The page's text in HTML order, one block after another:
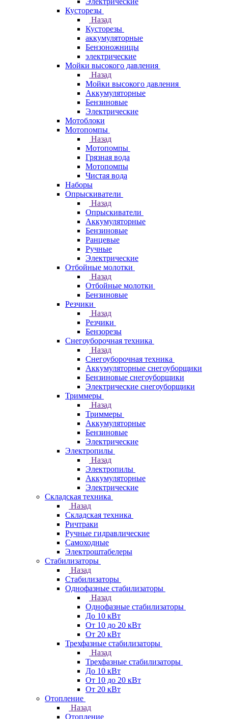
Кусторезы
Назад
Кусторезы
аккумуляторные
Бензоножницы
электрические
Мойки высокого давления
Назад
Мойки высокого давления
Аккумуляторные
Бензиновые
Электрические
Мотоблоки
Мотопомпы
Назад
Мотопомпы
Грязная вода
Мотопомпы
Чистая вода
Наборы
Опрыскиватели
Назад
Опрыскиватели
Аккумуляторные
Бензиновые
Ранцевые
Ручные
Электрические
Отбойные молотки
Назад
Отбойные молотки
Бензиновые
Резчики
Назад
Резчики
Бензорезы
Снегоуборочная техника
Назад
Снегоуборочная техника
Аккумуляторные снегоуборщики
Бензиновые снегоуборщики
Электрические снегоуборщики
Триммеры
Назад
Триммеры
Аккумуляторные
Бензиновые
Электрические
Электропилы
Назад
Электропилы
Аккумуляторные
Электрические
Складская техника
Назад
Складская техника
Ричтраки
Ручные гидравлические
Самоходные
Электроштабелеры
Стабилизаторы
Назад
Стабилизаторы
Однофазные стабилизаторы
Назад
Однофазные стабилизаторы
До 10 кВт
От 10 до 20 кВт
От 20 кВт
Трехфазные стабилизаторы
Назад
Трехфазные стабилизаторы
До 10 кВт
От 10 до 20 кВт
От 20 кВт
Отопление
Назад
Отопление